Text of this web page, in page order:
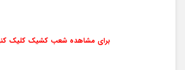
برای مشاهده شعب کشیک کلیک